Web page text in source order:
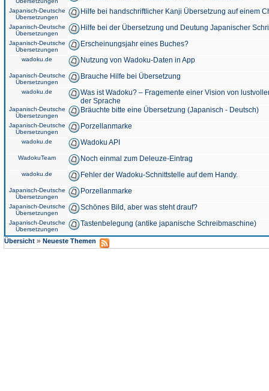
Japanisch-Deutsche
Übersetzungen
Hilfe bei handschriftlicher Kanji Übersetzung auf einem
Japanisch-Deutsche
Übersetzungen
Hilfe bei der Übersetzung und Deutung Japanischer
Japanisch-Deutsche
Übersetzungen
Erscheinungsjahr eines Buches?
wadoku.de Nutzung von Wadoku-Daten in App
Japanisch-Deutsche
Übersetzungen
Brauche Hilfe bei Übersetzung
wadoku.de
Was ist Wadoku? – Fragemente einer Vision von
der Sprache
Japanisch-Deutsche
Übersetzungen
Bräuchte bitte eine Übersetzung (Japanisch - Deutsch)
Japanisch-Deutsche
Übersetzungen
Porzellanmarke
wadoku.de Wadoku API
WadokuTeam Noch einmal zum Deleuze-Eintrag
wadoku.de Fehler der Wadoku-Schnittstelle auf dem Handy.
Japanisch-Deutsche
Übersetzungen
Porzellanmarke
Japanisch-Deutsche
Übersetzungen
Schönes Bild, aber was steht drauf?
Japanisch-Deutsche
Übersetzungen
Tastenbelegung (antike japanische Schreibmaschine)
Übersicht » Neueste Themen